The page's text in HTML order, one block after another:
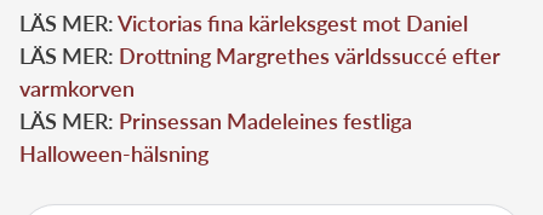
LÄS MER:Victorias fina kärleksgest mot Daniel
LÄS MER: Drottning Margrethes världssuccé efter
varmkorven
LÄS MER: Prinsessan Madeleines festliga
Halloween-hälsning